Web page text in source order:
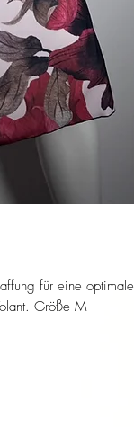
für eine optimale
Größe M